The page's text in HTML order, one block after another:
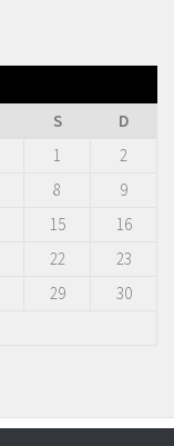
S
D
1
2
8
9
15
16
22
23
29
30